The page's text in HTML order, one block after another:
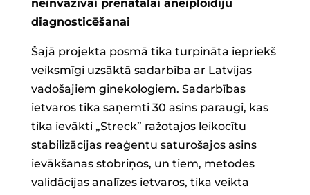
neinvazīvai prenatālai aneiploīdiju
diagnosticēšanai
Šajā projekta posmā tika turpināta iepriekš
veiksmīgi uzsāktā sadarbība ar Latvijas
vadošajiem ginekologiem. Sadarbības
ietvaros tika saņemti 30 asins paraugi, kas
tika ievākti „Streck” ražotajos leikocītu
stabilizācijas reaģentu saturošajos asins
ievākšanas stobriņos, un tiem, metodes
validācijas analīzes ietvaros, tika veikta